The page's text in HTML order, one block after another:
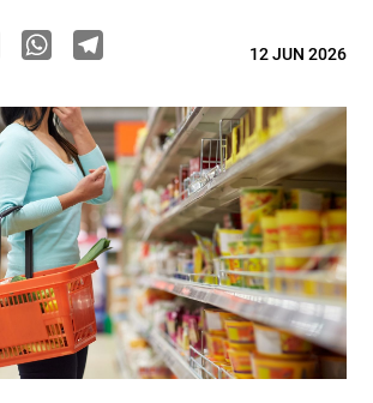
Facebook
WhatsApp
Telegram12 JUN 2026